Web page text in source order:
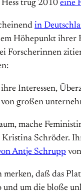
trug 2010 eine
in
Höhepunkt ihrer
Forscherinnen
Interessen,
großen
mache
Schröder.
Antje Schrupp
daß das
und um die bloße